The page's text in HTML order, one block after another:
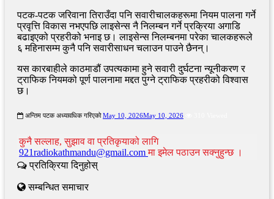
पटक-पटक जरिवाना तिराउँदा पनि सवारीचालकहरूमा नियम पालना गर्ने
प्रवृत्ति विकास नभएपछि लाइसेन्स नै निलम्बन गर्ने प्रक्रिया अगाडि
बढाइएको प्रहरीको भनाइ छ। लाइसेन्स निलम्बनमा परेका चालकहरूले
६ महिनासम्म कुनै पनि सवारीसाधन चलाउन पाउने छैनन्।
यस कारबाहीले काठमाडौं उपत्यकामा हुने सवारी दुर्घटना न्यूनीकरण र
ट्राफिक नियमको पूर्ण पालनामा मद्दत पुग्ने ट्राफिक प्रहरीको विश्वास
छ।
अन्तिम पटक अध्यावधिक गरिएको May 10, 2026May 10, 2026
कुनै सल्लाह, सुझाव वा प्रतिकृयाको लागि
921radiokathmandu@gmail.comमा इमेल पठाउन सक्नुहुन्छ ।
प्रतिक्रिया दिनुहोस्
सम्बन्धित समाचार